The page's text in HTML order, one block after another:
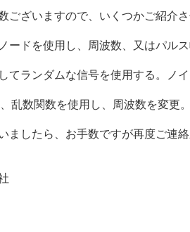
ざいますので、いくつかご紹介さ
ドを使用し、周波数、又はパル
ランダムな信号を使用する。ノ
数関数を使用し、周波数を変更。
ましたら、お手数ですが再度ご連絡